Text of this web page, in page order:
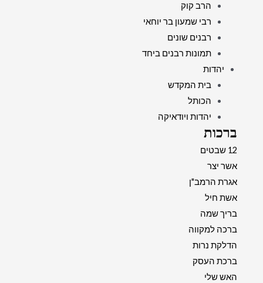
הרב קוק
רבי שמעון בר יוחאי
רבנים שונים
תמונות רבנים ביחד
יהדות
בית המקדש
הכותל
יהדות ויודאיקה
ברכות
12 שבטים
אשר יצר
אגרת הרמב"ן
אשת חיל
בריך שמה
ברכה למקווה
הדלקת נרות
ברכת העסק
האש שלי